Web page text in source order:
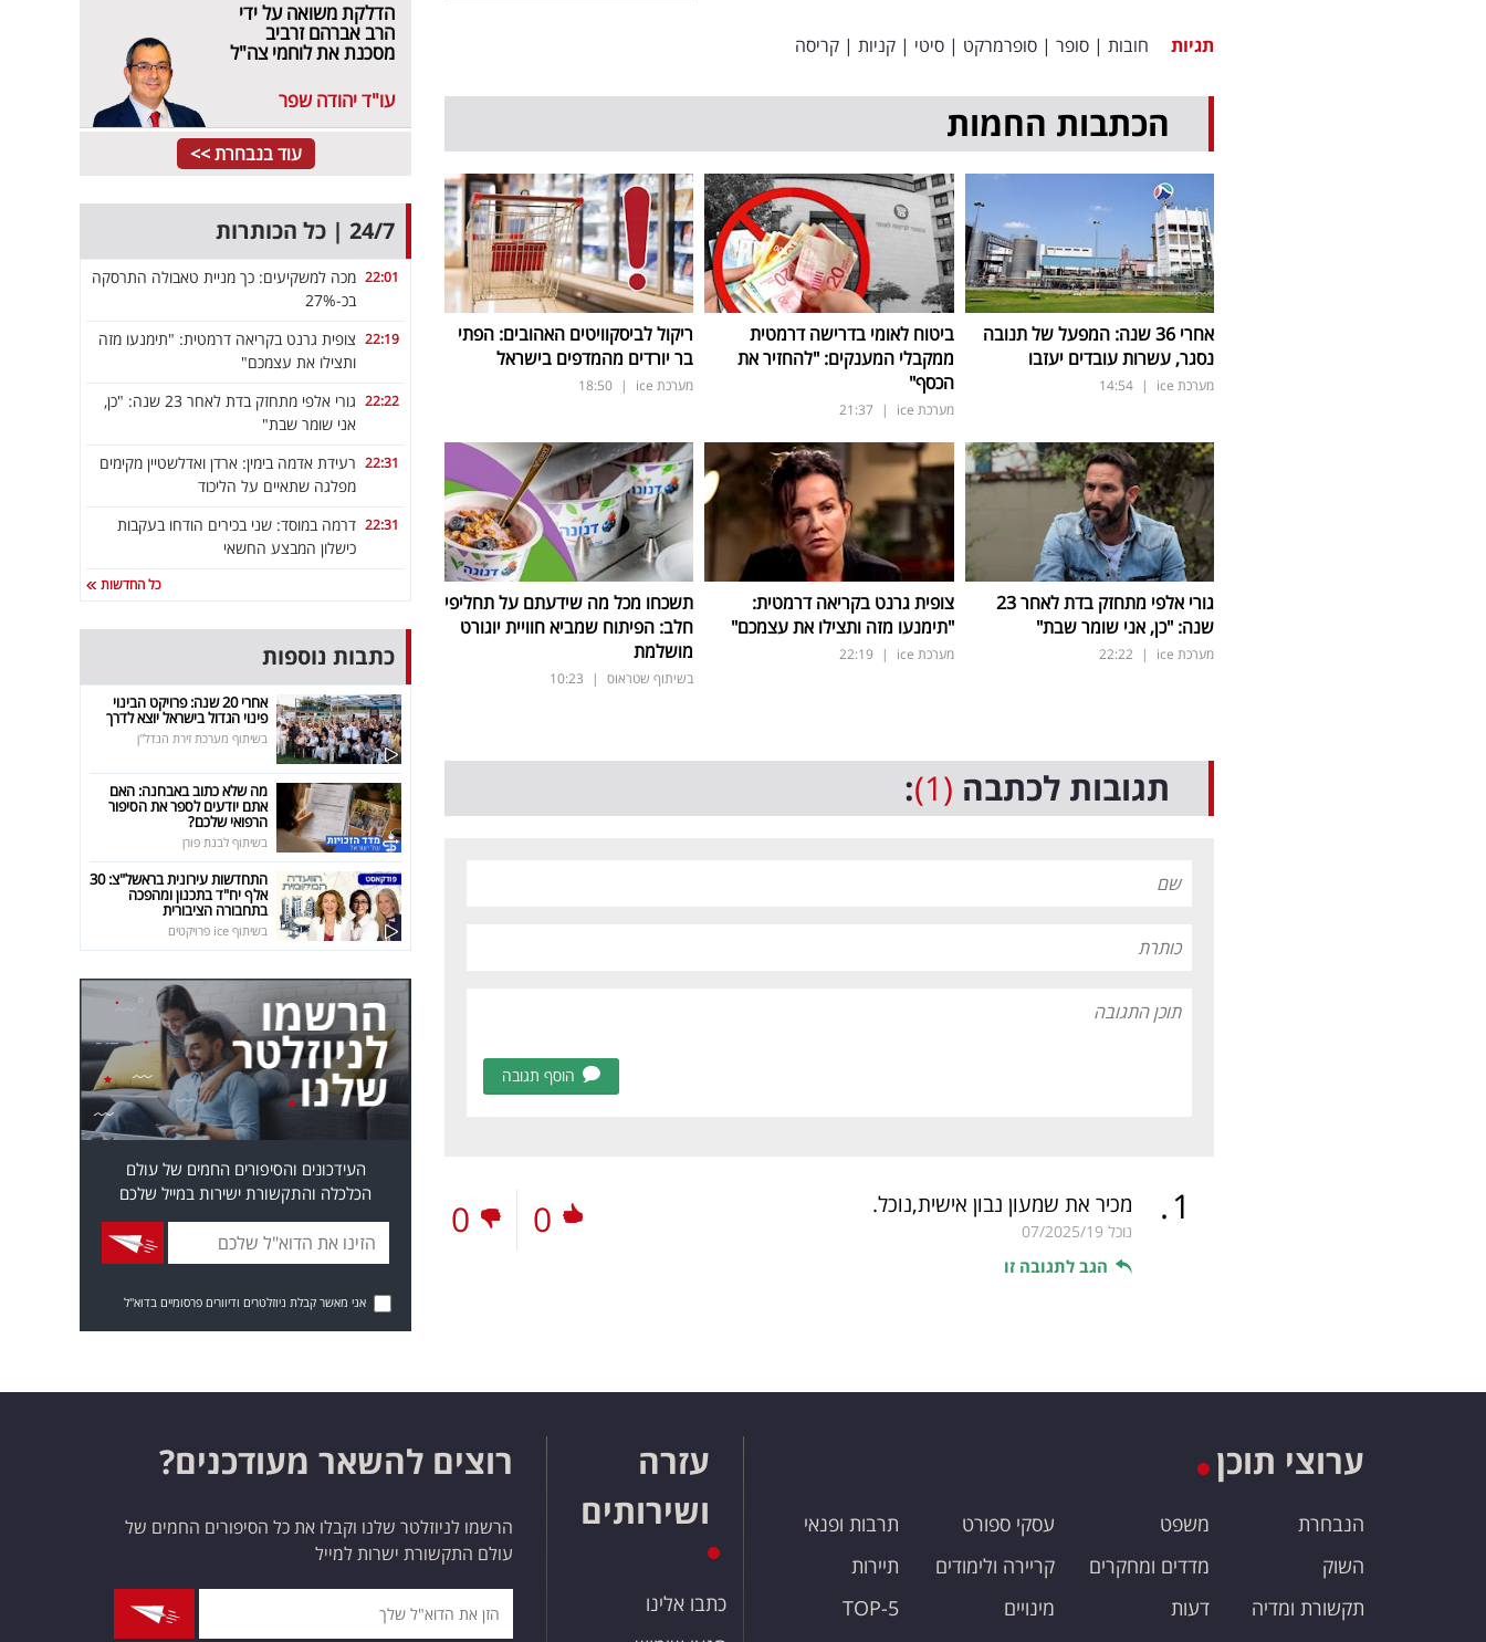
תגיות חובות | סופר | סופרמרקט | סיטי | קניות | קריסה
הכתבות החמות
אחרי 36 שנה: המפעל של תנובה
נסגר, עשרות עובדים יעזבו
מערכת ice |
14:54
ביטוח לאומי בדרישה דרמטית
ממקבלי המענקים: "להחזיר את
הכסף"
מערכת ice |
21:37
ריקול לביסקוויטים האהובים: הפתי
בר יורדים מהמדפים בישראל
מערכת ice |
18:50
גורי אלפי מתחזק בדת לאחר 23
שנה: "כן, אני שומר שבת"
מערכת ice |
22:22
צופית גרנט בקריאה דרמטית:
"תימנעו מזה ותצילו את עצמכם"
מערכת ice |
22:19
תשכחו מכל מה שידעתם על תחליפי
חלב: הפיתוח שמביא חוויית יוגורט
מושלמת
בשיתוף שטראוס |
10:23
תגובות לכתבה (1)
:
הוסף תגובה
1
. מכיר את שמעון נבון אישית,נוכל.
נוכל 07/2025/19
הגב לתגובה זו
0
0
הדלקת משואה על ידי
הרב אברהם זרביב
מסכנת את לוחמי צה"ל
עו"ד יהודה שפר
עוד בנבחרת >>
24/7 | כל הכותרות
22:01 מכה למשקיעים: כך מניית טאבולה התרסקה
בכ-27%
22:19 צופית גרנט בקריאה דרמטית: "תימנעו מזה
ותצילו את עצמכם"
22:22
גורי אלפי מתחזק בדת לאחר 23 שנה: "כן,
אני שומר שבת"
22:31 רעידת אדמה בימין: ארדן ואדלשטיין מקימים
מפלגה שתאיים על הליכוד
22:31 דרמה במוסד: שני בכירים הודחו בעקבות
כישלון המבצע החשאי
כל החדשות
כתבות נוספות
אחרי 20 שנה: פרויקט הבינוי
פינוי הגדול בישראל יוצא לדרך
בשיתוף מערכת זירת הנדל"ן
מה שלא כתוב באבחנה: האם
אתם יודעים לספר את הסיפור
הרפואי שלכם?
בשיתוף לבנת פורן
התחדשות עירונית בראשל"צ: 30
אלף יח"ד בתכנון ומהפכה
בתחבורה הציבורית
בשיתוף ice פרויקטים
העידכונים והסיפורים החמים של עולם
הכלכלה והתקשורת ישירות במייל שלכם
אני מאשר קבלת ניוזלטרים ודיוורים פרסומיים בדוא"ל
ערוצי תוכן
הנבחרת
השוק
תקשורת ומדיה
משפט
מדדים ומחקרים
דעות
עסקי ספורט
קריירה ולימודים
מינויים
תרבות ופנאי
תיירות
TOP-5
עזרה
ושירותים
כתבו אלינו
רוצים להשאר מעודכנים?
הרשמו לניוזלטר שלנו וקבלו את כל הסיפורים החמים של
עולם התקשורת ישרות למייל